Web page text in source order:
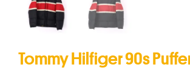
Tommy Hilfiger 90s